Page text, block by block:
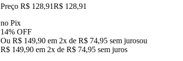
Preço R$ 128,91R$ 128,91
no Pix
14% OFF
Ou R$ 149,90 em 2x de R$ 74,95 sem jurosou
R$ 149,90 em 2x de R$ 74,95 sem juros